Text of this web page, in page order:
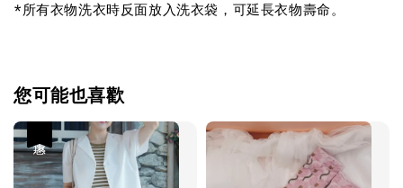
*所有衣物洗衣時反面放入洗衣袋，可延長衣物壽命。
您可能也喜歡